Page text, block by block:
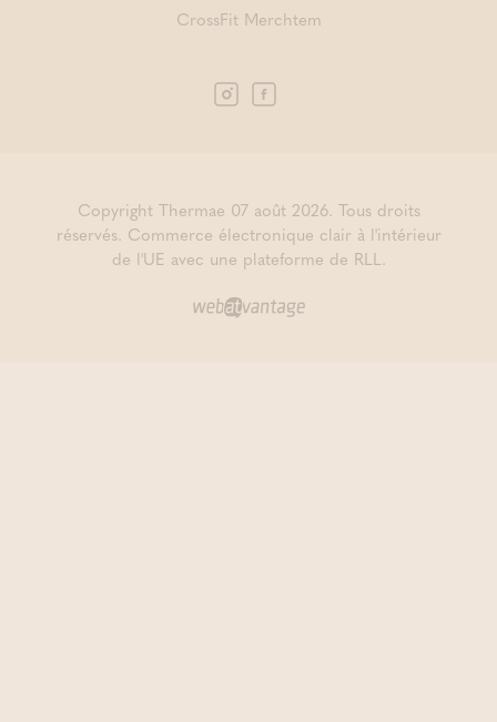
CrossFit Merchtem
Copyright Thermae 07 août 2026. Tous droits
réservés. Commerce électronique clair à l'intérieur
de l'UE avec une plateforme de RLL.